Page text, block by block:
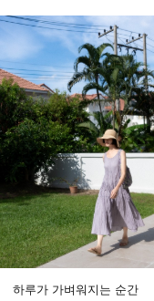
하루가 가벼워지는 순간